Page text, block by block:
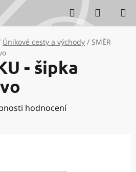
Hledat
KOŠÍK
Únikové cesty a východy / SMĚR
- šipka
hodnocení